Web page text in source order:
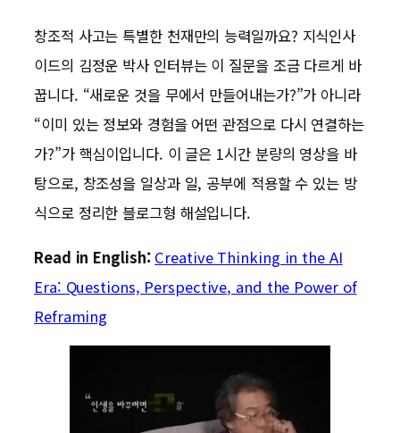
창조적 사고는 특별한 천재만의 능력일까요? 지식인사
이드의 김정운 박사 인터뷰는 이 질문을 조금 다르게 바
꿉니다. “새로운 것을 무에서 만들어내는가?”가 아니라
“이미 있는 정보와 경험을 어떤 관점으로 다시 연결하는
가?”가 핵심이입니다. 이 글은 1시간 분량의 영상을 바
탕으로, 창조성을 일상과 일, 공부에 적용할 수 있는 방
식으로 정리한 블로그형 해설입니다.
Read in English: Creative Thinking in the AI
Era: Questions, Perspective, and the Power of
Reframing